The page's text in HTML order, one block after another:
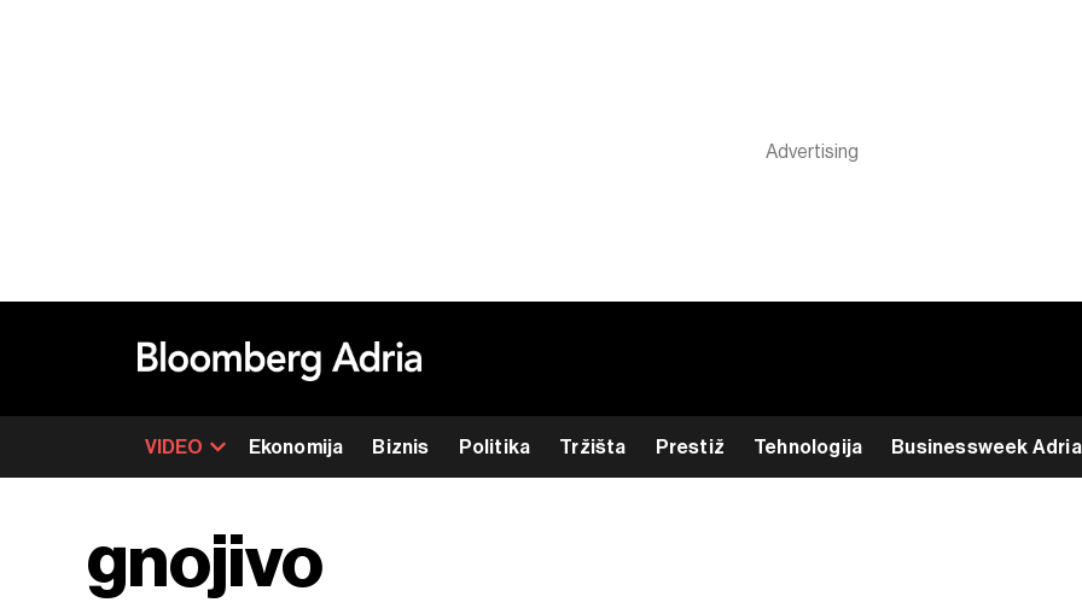
VIDEO Ekonomija Biznis Politika Tržišta Prestiž Tehnologija Businessweek Adria
gnojivo